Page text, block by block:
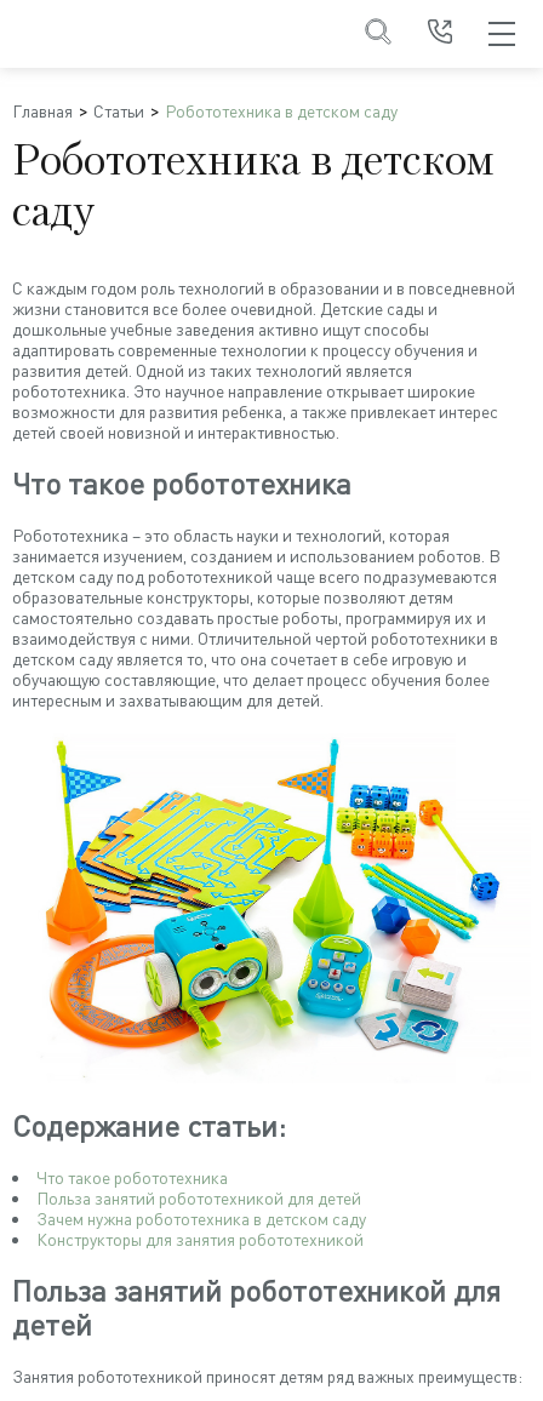
Главная Статьи Робототехника в детском саду
Робототехника в детском
саду
С каждым годом роль технологий в образовании и в повседневной
жизни становится все более очевидной. Детские сады и
дошкольные учебные заведения активно ищут способы
адаптировать современные технологии к процессу обучения и
развития детей. Одной из таких технологий является
робототехника. Это научное направление открывает широкие
возможности для развития ребенка, а также привлекает интерес
детей своей новизной и интерактивностью.
Что такое робототехника
Робототехника – это область науки и технологий, которая
занимается изучением, созданием и использованием роботов. В
детском саду под робототехникой чаще всего подразумеваются
образовательные конструкторы, которые позволяют детям
самостоятельно создавать простые роботы, программируя их и
взаимодействуя с ними. Отличительной чертой робототехники в
детском саду является то, что она сочетает в себе игровую и
обучающую составляющие, что делает процесс обучения более
интересным и захватывающим для детей.
Содержание статьи:
Что такое робототехника
Польза занятий робототехникой для детей
Зачем нужна робототехника в детском саду
Конструкторы для занятия робототехникой
Польза занятий робототехникой для
детей
Занятия робототехникой приносят детям ряд важных преимуществ: